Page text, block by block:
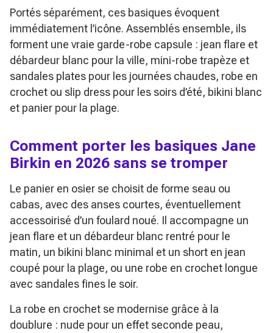
Portés séparément, ces basiques évoquent
immédiatement l’icône. Assemblés ensemble, ils
forment une vraie garde-robe capsule : jean flare et
débardeur blanc pour la ville, mini-robe trapèze et
sandales plates pour les journées chaudes, robe en
crochet ou slip dress pour les soirs d’été, bikini blanc
et panier pour la plage.
Comment porter les basiques Jane
Birkin en 2026 sans se tromper
Le panier en osier se choisit de forme seau ou
cabas, avec des anses courtes, éventuellement
accessoirisé d’un foulard noué. Il accompagne un
jean flare et un débardeur blanc rentré pour le
matin, un bikini blanc minimal et un short en jean
coupé pour la plage, ou une robe en crochet longue
avec sandales fines le soir.
La robe en crochet se modernise grâce à la
doublure : nude pour un effet seconde peau,